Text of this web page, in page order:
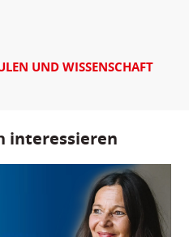
UND WISSENSCHAFT
interessieren